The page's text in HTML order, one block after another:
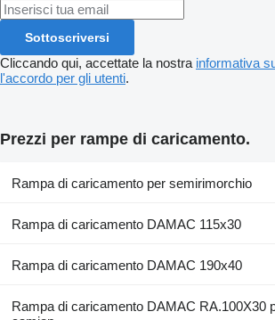
Sottoscriversi
Cliccando qui, accettate la nostra informativa
l'accordo per gli utenti.
Prezzi per rampe di caricamento.
Rampa di caricamento per semirimorchio
Rampa di caricamento DAMAC 115x30
Rampa di caricamento DAMAC 190x40
Rampa di caricamento DAMAC RA.100X30